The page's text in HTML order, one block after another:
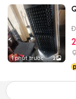
1 phút trước 2